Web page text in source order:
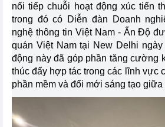
nối tiếp chuỗi hoạt động xúc tiến
trong đó có Diễn đàn Doanh
nghệ thông tin Việt Nam - Ấn Độ
quán Việt Nam tại New Delhi ngày
động này đã góp phần tăng cường
thúc đẩy hợp tác trong các lĩnh vực
phần mềm và đổi mới sáng tạo